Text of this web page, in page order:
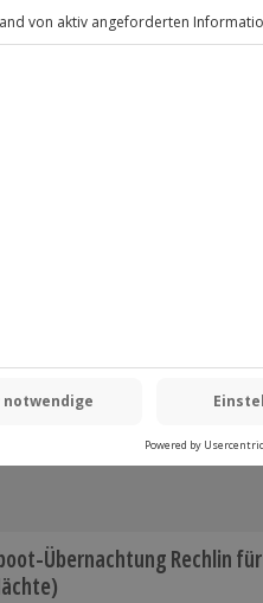
oder mit Kreditkarte zu
9-17 Uhr
Übernachtung Rechlin für